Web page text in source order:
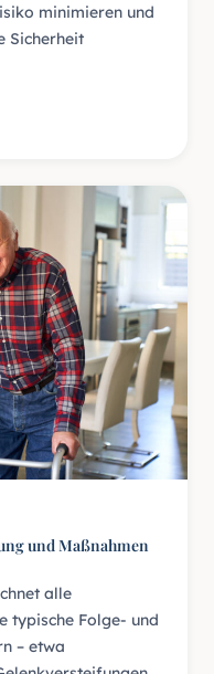
minimieren und
Sicherheit
und Maßnahmen
alle
typische Folge- und
– etwa